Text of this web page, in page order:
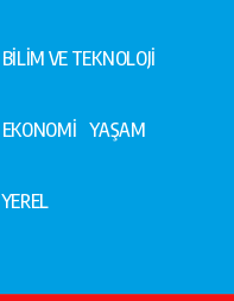
BİLİM VE TEKNOLOJİ
EKONOMİ YAŞAM
YEREL